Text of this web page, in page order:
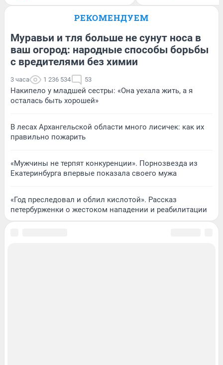
РЕКОМЕНДУЕМ
Муравьи и тля больше не сунут носа в
ваш огород: народные способы борьбы
с вредителями без химии
3 часа 1 236 534 53
Накипело у младшей сестры: «Она уехала жить, а я
осталась быть хорошей»
В лесах Архангельской области много лисичек: как их
правильно пожарить
«Мужчины не терпят конкуренции». Порнозвезда из
Екатеринбурга впервые показала своего мужа
«Год преследовал и облил кислотой». Рассказ
петербурженки о жестоком нападении и реабилитации